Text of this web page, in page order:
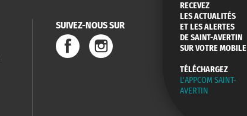
ANNUAIRE
HORAIRES
CONSEILS
DE QUARTIER
SUIVEZ-NOUS SUR
RECEVEZ
LES ACTUALITÉS
ET LES ALERTES
DE SAINT-AVERTIN
SUR VOTRE MOBILE
TÉLÉCHARGEZ
L'APPCOM SAINT-
AVERTIN